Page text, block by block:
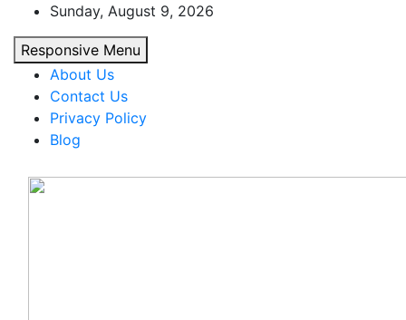
content
Sunday, August 9, 2026
Responsive Menu
About Us
Contact Us
Privacy Policy
Blog